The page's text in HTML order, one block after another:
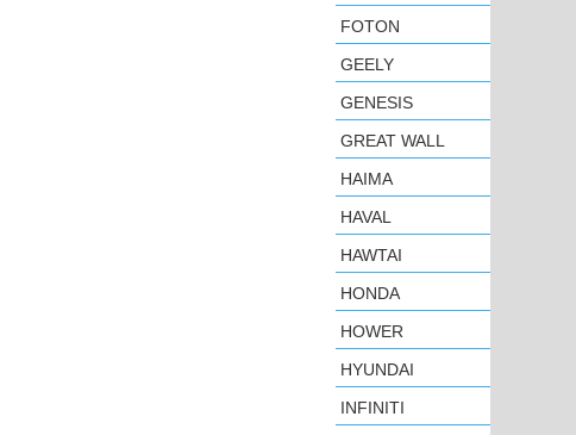
FOTON
GEELY
GENESIS
GREAT WALL
HAIMA
HAVAL
HAWTAI
HONDA
HOWER
HYUNDAI
INFINITI